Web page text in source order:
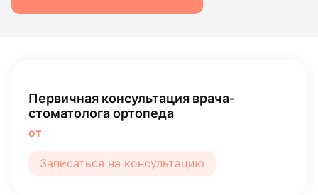
Первичная консультация врача-
стоматолога ортопеда
от
Записаться на консультацию